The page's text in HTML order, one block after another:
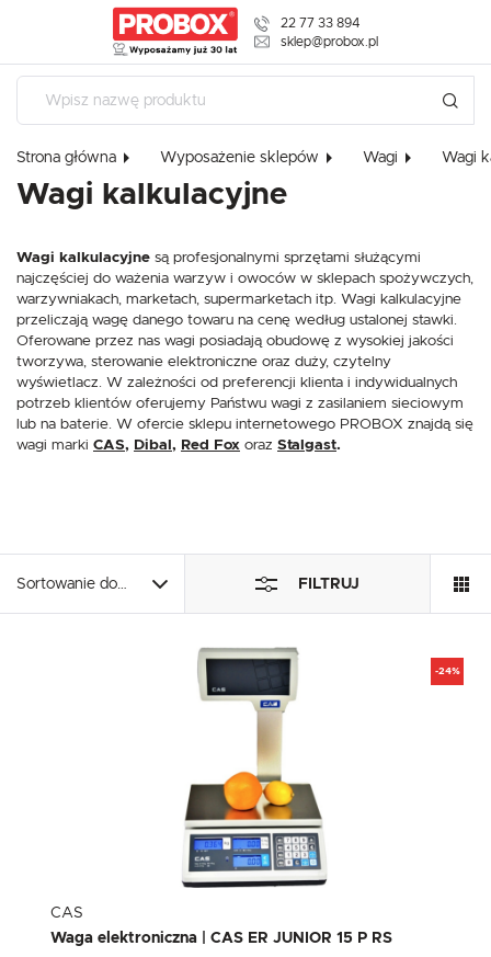
22 77 33 894
sklep@probox.pl
Strona główna Wyposażenie sklepów Wagi Wagi
Wagi kalkulacyjne
Wagi kalkulacyjne są profesjonalnymi sprzętami służącymi
najczęściej do ważenia warzyw i owoców w sklepach spożywczych,
warzywniakach, marketach, supermarketach itp. Wagi kalkulacyjne
przeliczają wagę danego towaru na cenę według ustalonej stawki.
Oferowane przez nas wagi posiadają obudowę z wysokiej jakości
tworzywa, sterowanie elektroniczne oraz duży, czytelny
wyświetlacz. W zależności od preferencji klienta i indywidualnych
potrzeb klientów oferujemy Państwu wagi z zasilaniem sieciowym
lub na baterie. W ofercie sklepu internetowego PROBOX znajdą się
wagi marki CAS, Dibal , Red Fox oraz Stalgast.
Sortowanie domyślne FILTRUJ
-24%
CAS
Waga elektroniczna | CAS ER JUNIOR 15 P RS
USTAWIENIA
Szanujemy Twoją prywatność. Możesz zmienić ustawienia cookies
zaakceptować je wszystkie. W dowolnym momencie możesz
zmiany swoich ustawień.
Niezbędne
Niezbędne pliki cookies służą do prawidłowego funkcjonowania strony
umożliwiają Ci komfortowe korzystanie z oferowanych przez nas usług.
Pliki cookies odpowiadają na podejmowane przez Ciebie działania w celu m.in.
Twoich ustawień preferencji prywatności, logowania czy wypełniania
plikom cookies strona, z której korzystasz, może działać bez zakłóceń.
Więcej
Funkcjonalne i personalizacyjne
Tego typu pliki cookies umożliwiają stronie internetowej zapamiętanie
pozwalają nam na ocenę naszych serwisów internetowych pod względem ich
wśród użytkowników. Zgromadzone informacje są przetwarzane w formie
zanonimizowanej. Wyrażenie zgody na analityczne pliki cookies gwarantuje
Promocyjne pliki cookies służą do prezentowania Ci naszych komunikatów na
analizy Twoich upodobań oraz Twoich zwyczajów dotyczących przeglądanej
internetowej. Treści promocyjne mogą pojawić się na stronach podmiotów
będących naszymi partnerami oraz innych dostawców usług. Firmy te działają w
pośredników prezentujących nasze treści w postaci wiadomości, ofert,
mediów społecznościowych.
USTAWIENIA REGIONALNE
Lokalizacja
Polska
polski
Polski złoty (PLN)
ZAPISZ